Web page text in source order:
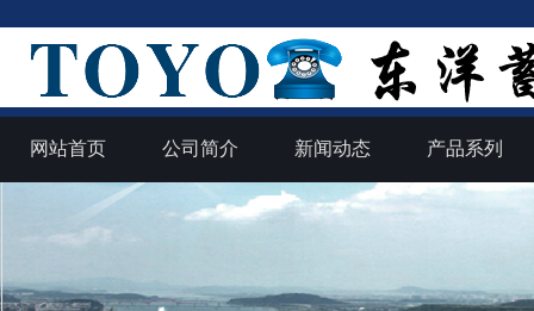
网站首页 公司简介 新闻动态 产品系列